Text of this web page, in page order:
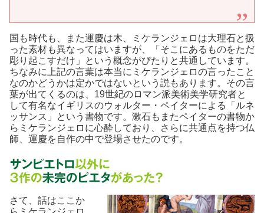
国も時代も、また運慶は木、ミケランジェロは大理石と扱
った素材も異なってはいますが、「そこにあるものをただ
彫り起こすだけ」という概念がぴたりと共通しています。
ちなみに上記の言葉は本当にミケランジェロの言ったこと
なのかどうかは定かではないという説もあります。その言
葉が出てくるのは、19世紀のロマン派美術美学研究者と
して有名なイギリスのウォルター・ペイターによる「ルネ
ッサンス」という書物です。漱石もまたペイターの書物か
らミケランジェロに心酔しており、さらに共通点を持つ仏
師、運慶を自作の中で登場させたのです。
さて、話はここか